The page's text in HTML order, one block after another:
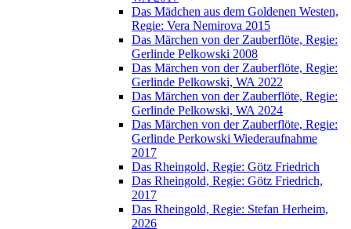
Das Mädchen aus dem Goldenen Westen,
Regie: Vera Nemirova 2015
Das Märchen von der Zauberflöte, Regie:
Gerlinde Pelkowski 2008
Das Märchen von der Zauberflöte, Regie:
Gerlinde Pelkowski, WA 2022
Das Märchen von der Zauberflöte, Regie:
Gerlinde Pelkowski, WA 2024
Das Märchen von der Zauberflöte, Regie:
Gerlinde Perkowski Wiederaufnahme
2017
Das Rheingold, Regie: Götz Friedrich
Das Rheingold, Regie: Götz Friedrich,
2017
Das Rheingold, Regie: Stefan Herheim,
2026